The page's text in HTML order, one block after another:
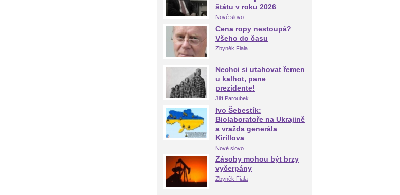
štátu v roku 2026
Nové slovo
Cena ropy nestoupá?
Všeho do času
Zbyněk Fiala
Nechci si utahovat řemen
u kalhot, pane
prezidente!
Jiří Paroubek
Ivo Šebestík:
Biolaboratoře na Ukrajině
a vražda generála
Kirillova
Nové slovo
Zásoby mohou být brzy
vyčerpány
Zbyněk Fiala